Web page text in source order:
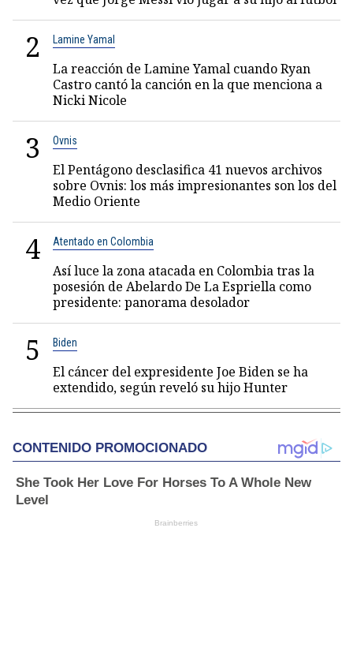
2 Lamine Yamal
La reacción de Lamine Yamal cuando Ryan
Castro cantó la canción en la que menciona a
Nicki Nicole
3 Ovnis
El Pentágono desclasifica 41 nuevos archivos
sobre Ovnis: los más impresionantes son los del
Medio Oriente
4 Atentado en Colombia
Así luce la zona atacada en Colombia tras la
posesión de Abelardo De La Espriella como
presidente: panorama desolador
5 Biden
El cáncer del expresidente Joe Biden se ha
extendido, según reveló su hijo Hunter